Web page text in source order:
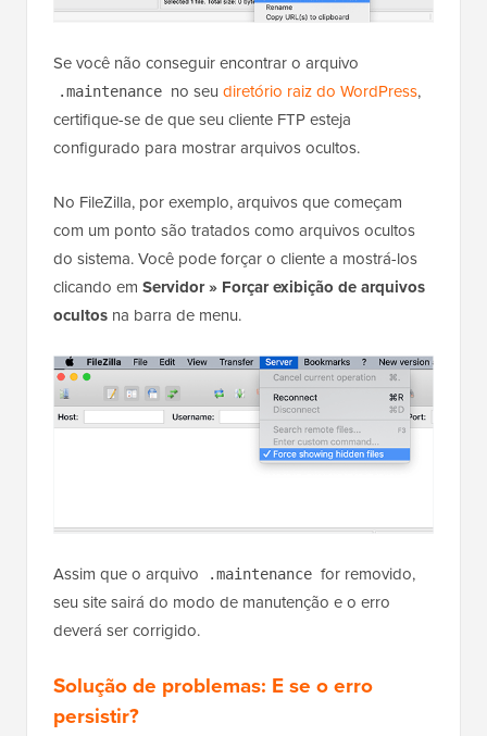
Se você não conseguir encontrar o arquivo
.maintenance no seu diretório raiz do WordPress,
certifique-se de que seu cliente FTP esteja
configurado para mostrar arquivos ocultos.
No FileZilla, por exemplo, arquivos que começam
com um ponto são tratados como arquivos ocultos
do sistema. Você pode forçar o cliente a mostrá-los
clicando em Servidor » Forçar exibição de arquivos
ocultos na barra de menu.
Assim que o arquivo .maintenance for removido,
seu site sairá do modo de manutenção e o erro
deverá ser corrigido.
Solução de problemas: E se o erro
persistir?